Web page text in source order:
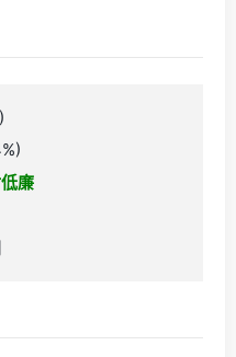
廉